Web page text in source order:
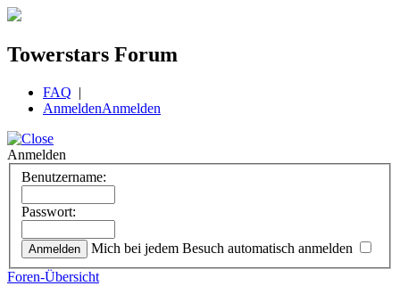
Towerstars Forum
FAQ |
AnmeldenAnmelden
Anmelden
Benutzername:
Passwort:
Mich bei jedem Besuch automatisch anmelden
Foren-Übersicht